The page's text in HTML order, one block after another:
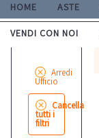
HOME ASTE
VENDI CON NOI
Arredi
Ufficio
Cancella
tutti i
filtri